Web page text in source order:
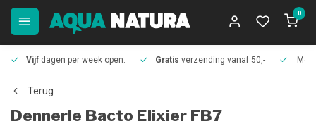
0
Vijf dagen per week open. Gratis verzending vanaf 50,-
Terug
Dennerle Bacto Elixier FB7